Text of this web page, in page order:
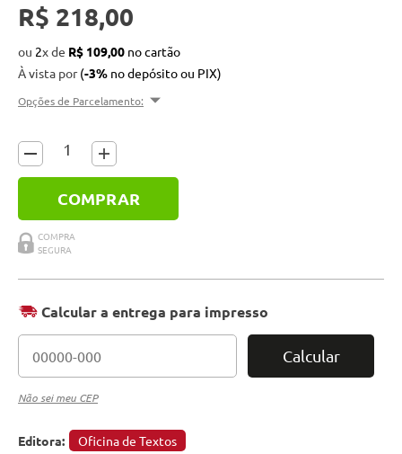
Editora:
Oficina de Textos
R$ 218,00
ou 2xde R$ 109,00
À vista por(-3% no depósito ou PIX)
Opções de Parcelamento:
COMPRAR
Calcular a entrega para impresso
Calcular
Não sei meu CEP